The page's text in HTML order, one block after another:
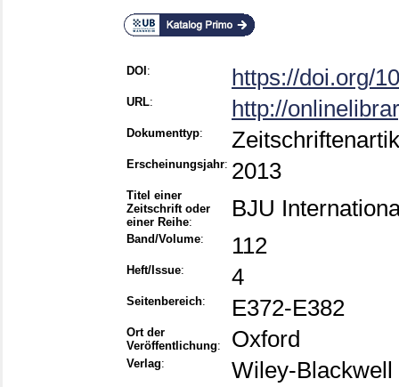
DOI : https://doi.org/
URL: http://
Dokumenttyp:
Erscheinungsjahr: 2013
Titel einer
Zeitschrift oder
einer Reihe:
BJU
Band/Volume: 112
Heft/Issue: 4
Seitenbereich: E372-E382
Ort der
Veröffentlichung: Oxford
Verlag: Wiley-Blackwell